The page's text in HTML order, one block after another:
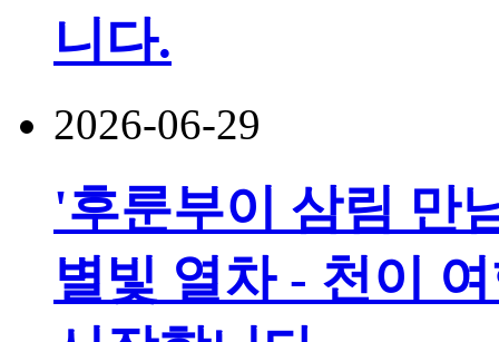
니다.
2026-06-29
'후룬부이 삼림 만
별빛 열차 - 천이